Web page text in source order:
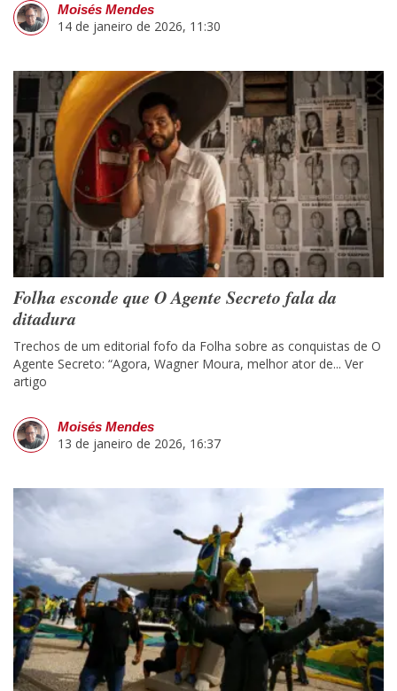
Moisés Mendes
14 de janeiro de 2026, 11:30
Folha esconde que O Agente Secreto fala da
ditadura
Trechos de um editorial fofo da Folha sobre as conquistas de O
Agente Secreto: “Agora, Wagner Moura, melhor ator de... Ver
artigo
Moisés Mendes
13 de janeiro de 2026, 16:37